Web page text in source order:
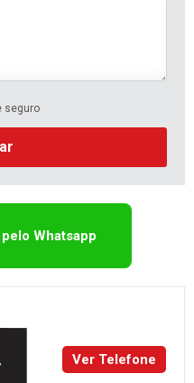
seguro
Whatsapp
Ver Telefone